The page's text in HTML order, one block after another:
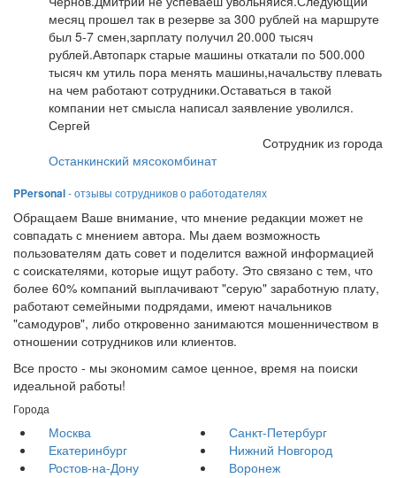
месяц прошел так в резерве за 300 рублей на маршруте
был 5-7 смен,зарплату получил 20.000 тысяч
рублей.Автопарк старые машины откатали по 500.000
тысяч км утиль пора менять машины,начальству плевать
на чем работают сотрудники.Оставаться в такой
компании нет смысла написал заявление уволился.
Сергей
Сотрудник из города
Останкинский мясокомбинат
PPersonal- отзывы сотрудников о работодателях
Обращаем Ваше внимание, что мнение редакции может не
совпадать с мнением автора. Мы даем возможность
пользователям дать совет и поделится важной информацией
с соискателями, которые ищут работу. Это связано с тем, что
более 60% компаний выплачивают "серую" заработную плату,
работают семейными подрядами, имеют начальников
"самодуров", либо откровенно занимаются мошенничеством в
отношении сотрудников или клиентов.
Все просто - мы экономим самое ценное, время на поиски
идеальной работы!
Города
Москва
Санкт-Петербург
Екатеринбург
Нижний Новгород
Ростов-на-Дону
Воронеж